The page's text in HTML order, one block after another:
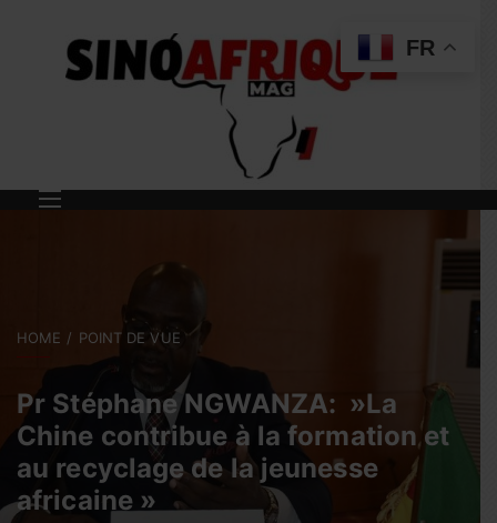
HOME POINT DE VUE
Pr Stéphane NGWANZA: »La
Chine contribue à la formation et
au recyclage de la jeunesse
africaine »
FR